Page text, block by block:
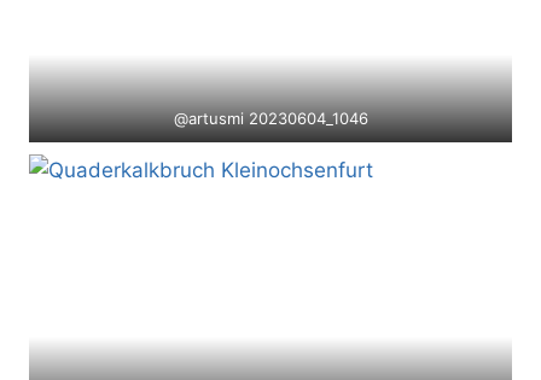
@artusmi 20230604_1046